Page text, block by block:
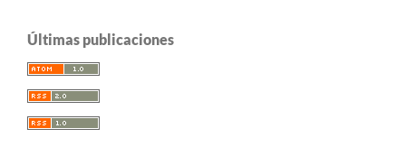
Últimas publicaciones